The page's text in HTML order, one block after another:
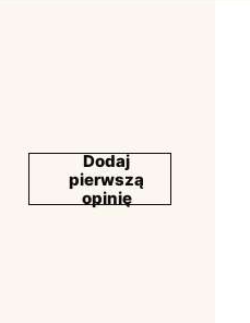
Dodaj
pierwszą
opinię